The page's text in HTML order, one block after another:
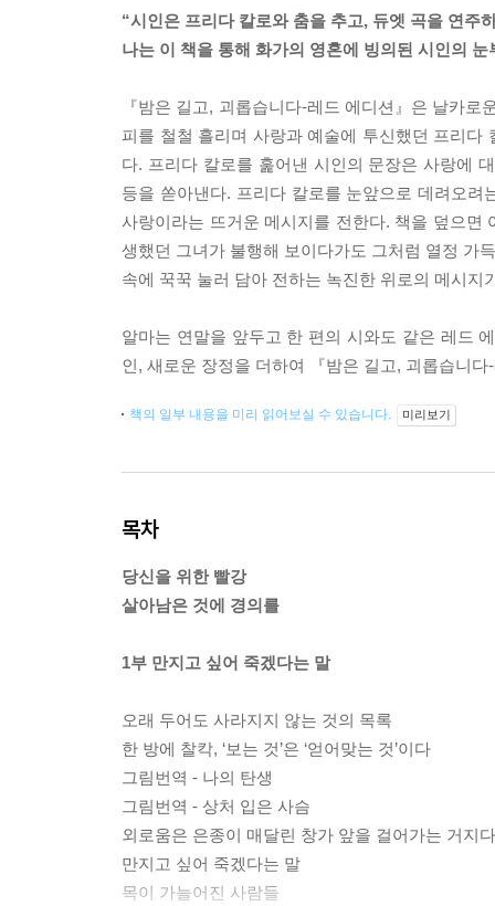
“시인은 프리다 칼로와 춤을 추고, 듀엣 곡을 연주
나는 이 책을 통해 화가의 영혼에 빙의된 시인의
『밤은 길고, 괴롭습니다-레드 에디션』은 날카
피를 철철 흘리며 사랑과 예술에 투신했던 프리
다. 프리다 칼로를 훑어낸 시인의 문장은 사랑에
등을 쏟아낸다. 프리다 칼로를 눈앞으로 데려오
사랑이라는 뜨거운 메시지를 전한다. 책을 덮으면
생했던 그녀가 불행해 보이다가도 그처럼 열정 가
속에 꾹꾹 눌러 담아 전하는 녹진한 위로의 메시
알마는 연말을 앞두고 한 편의 시와도 같은 레드
인, 새로운 장정을 더하여 『밤은 길고, 괴롭습니
책의 일부 내용을 미리 읽어보실 수 있습니다. 미리보기
목차
당신을 위한 빨강
살아남은 것에 경의를
1부 만지고 싶어 죽겠다는 말
오래 두어도 사라지지 않는 것의 목록
한 방에 찰칵, ‘보는 것’은 ‘얻어맞는 것’이다
그림번역 - 나의 탄생
그림번역 - 상처 입은 사슴
외로움은 은종이 매달린 창가 앞을 걸어가는 거지다
만지고 싶어 죽겠다는 말
목이 가늘어진 사람들